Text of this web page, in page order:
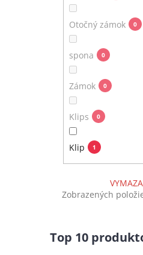
Otočný zámok 0
spona 0
Zámok 0
Klips 0
Klip 1
Zobrazených
Top 10